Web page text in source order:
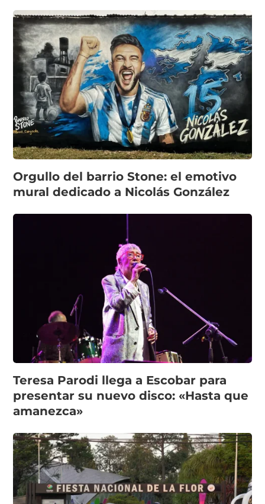
Orgullo del barrio Stone: el emotivo
mural dedicado a Nicolás González
Teresa Parodi llega a Escobar para
presentar su nuevo disco: «Hasta que
amanezca»